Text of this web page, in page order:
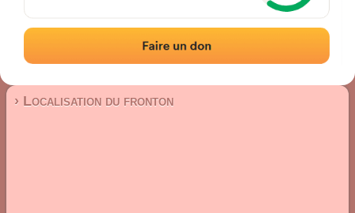
Fronton mur à gauche
Localisation|Photos|Commentaires et avis
› Localisation du fronton